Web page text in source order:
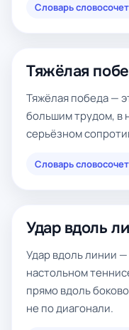
Словарь
Тяжёлая
Тяжёлая победа —
большим трудом, в
серьёзном
Словарь
Удар вдоль
Удар вдоль линии
настольном
прямо вдоль
не по диагонали.